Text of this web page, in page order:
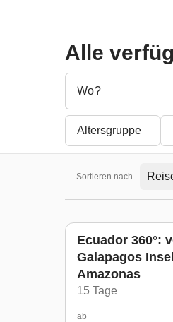
Alle
Altersgruppe
Sortieren nach
Ecuador 360°:
Galapagos
Amazonas
15 Tage
ab